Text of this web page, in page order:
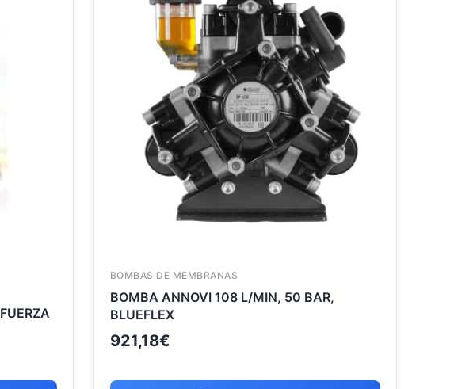
BOMBAS DE MEMBRANAS
BOMBA ANNOVI 108 L/MIN, 50 BAR,
BLUEFLEX
921,18€